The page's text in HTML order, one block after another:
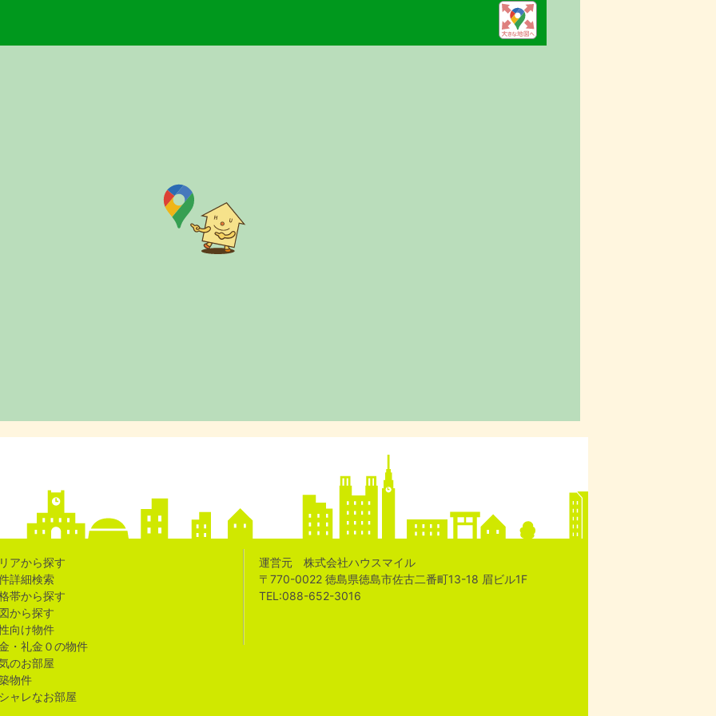
アから探す
詳細検索
帯から探す
から探す
向け物件
・礼金０の物件
のお部屋
物件
ャレなお部屋
運営元 株式会社ハウスマイル
〒770-0022 徳島県徳島市佐古二番町13-18 眉ビル1F
TEL:088-652-3016